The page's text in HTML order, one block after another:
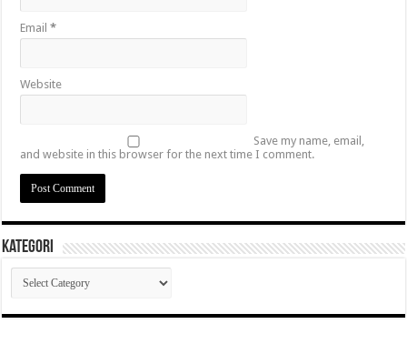
Email*
Website
Save my name, email,
and website in this browser for the next time I comment.
Kategori
Kategori